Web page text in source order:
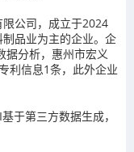
公司，成立于2024
品业为主的企业。企
据分析，惠州市宏义
利信息1条，此外企业
于第三方数据生成，